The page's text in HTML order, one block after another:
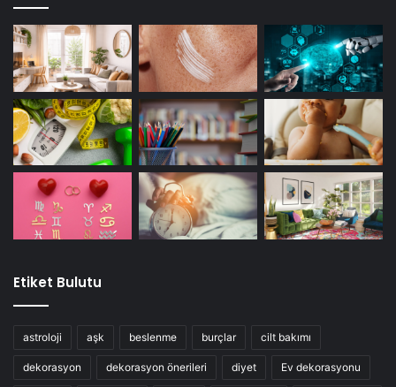
Etiket Bulutu
astroloji aşk beslenme burçlar cilt bakımı
dekorasyon dekorasyon önerileri diyet Ev dekorasyonu